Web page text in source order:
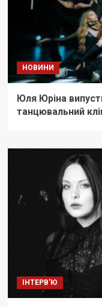
НОВИНИ
Юля Юріна
танцювальний
ІНТЕРВ'Ю